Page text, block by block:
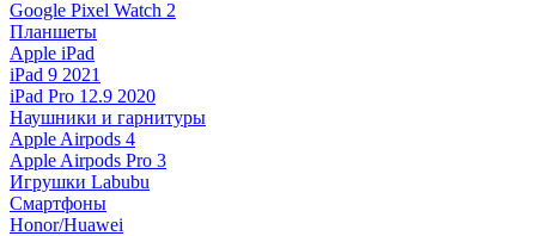
Google Pixel Watch 2
Планшеты
Apple iPad
iPad 9 2021
iPad Pro 12.9 2020
Наушники и гарнитуры
Apple Airpods 4
Apple Airpods Pro 3
Игрушки Labubu
Смартфоны
Honor/Huawei